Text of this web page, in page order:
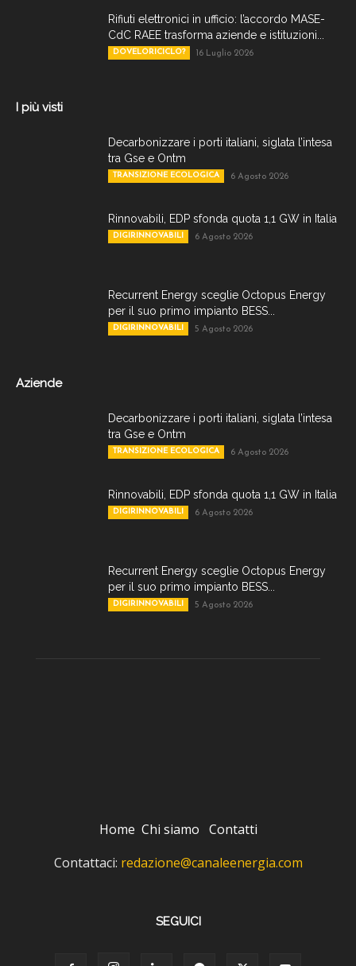
Rifiuti elettronici in ufficio: l’accordo MASE-
CdC RAEE trasforma aziende e istituzioni...
DOVELORICICLO? 16 Luglio 2026
I più visti
Decarbonizzare i porti italiani, siglata l’intesa
tra Gse e Ontm
TRANSIZIONE ECOLOGICA 6 Agosto 2026
Rinnovabili, EDP sfonda quota 1,1 GW in Italia
DIGIRINNOVABILI 6 Agosto 2026
Recurrent Energy sceglie Octopus Energy
per il suo primo impianto BESS...
DIGIRINNOVABILI 5 Agosto 2026
Aziende
Decarbonizzare i porti italiani, siglata l’intesa
tra Gse e Ontm
TRANSIZIONE ECOLOGICA 6 Agosto 2026
Rinnovabili, EDP sfonda quota 1,1 GW in Italia
DIGIRINNOVABILI 6 Agosto 2026
Recurrent Energy sceglie Octopus Energy
per il suo primo impianto BESS...
DIGIRINNOVABILI 5 Agosto 2026
Home Chi siamo Contatti
Contattaci: redazione@canaleenergia.com
SEGUICI